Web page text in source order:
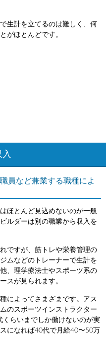
生計を立てるのは難しく、何
がほとんどです。
員など兼業する職種によ
ほとんど見込めないのが一般
ルダーは別の職業から収入を
ですが、筋トレや栄養管理の
ムなどのトレーナーで生計を
、理学療法士やスポーツ系の
スが見られます。
によってさまざまです。アス
のスポーツインストラクター
らいまでしか働けないのが実
になれば40代で月給40〜50万